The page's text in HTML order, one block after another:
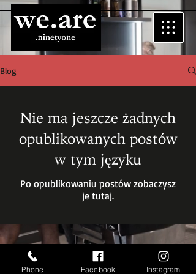
Blog
Nie ma jeszcze żadnych
opublikowanych postów
w tym języku
Po opublikowaniu postów zobaczysz
je tutaj.
Phone Facebook Instagram